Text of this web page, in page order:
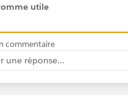
Recipient
open to see if the community
utile
commentaire
une réponse...